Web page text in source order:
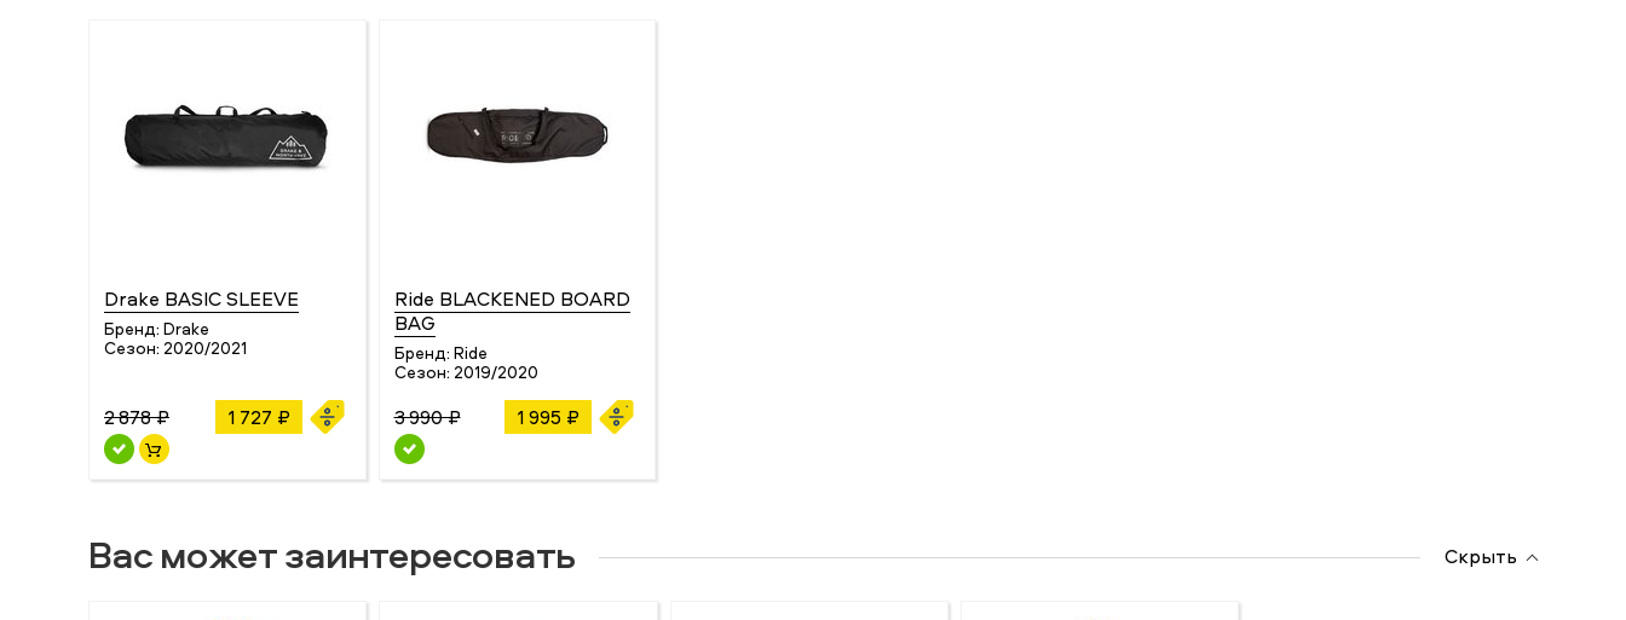
Drake BASIC SLEEVE
Бренд: Drake
Сезон: 2020/2021
2 878 ₽ 1 727 ₽
Ride BLACKENED BOARD
BAG
Бренд: Ride
Сезон: 2019/2020
3 990 ₽ 1 995 ₽
Вас может заинтересовать Скрыть